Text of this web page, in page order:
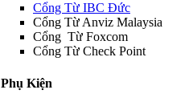
Cổng Từ IBC Đức
Cổng Từ Anviz Malaysia
Cổng Từ Foxcom
Cổng Từ Check Point
Phụ Kiện